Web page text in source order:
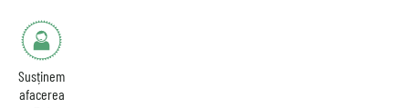
Susținem
afacerea